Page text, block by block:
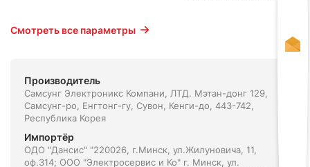
Смотреть все параметры
Производитель
Самсунг Электроникс Компани, ЛТД. Мэтан-донг 129,
Самсунг-ро, Енгтонг-гу, Сувон, Кенги-до, 443-742,
Республика Корея
Импортёр
ОДО "Дансис" "220026, г.Минск, ул.Жилуновича, 11,
оф.314; ООО "Электросервис и Ко" г. Минск, ул.